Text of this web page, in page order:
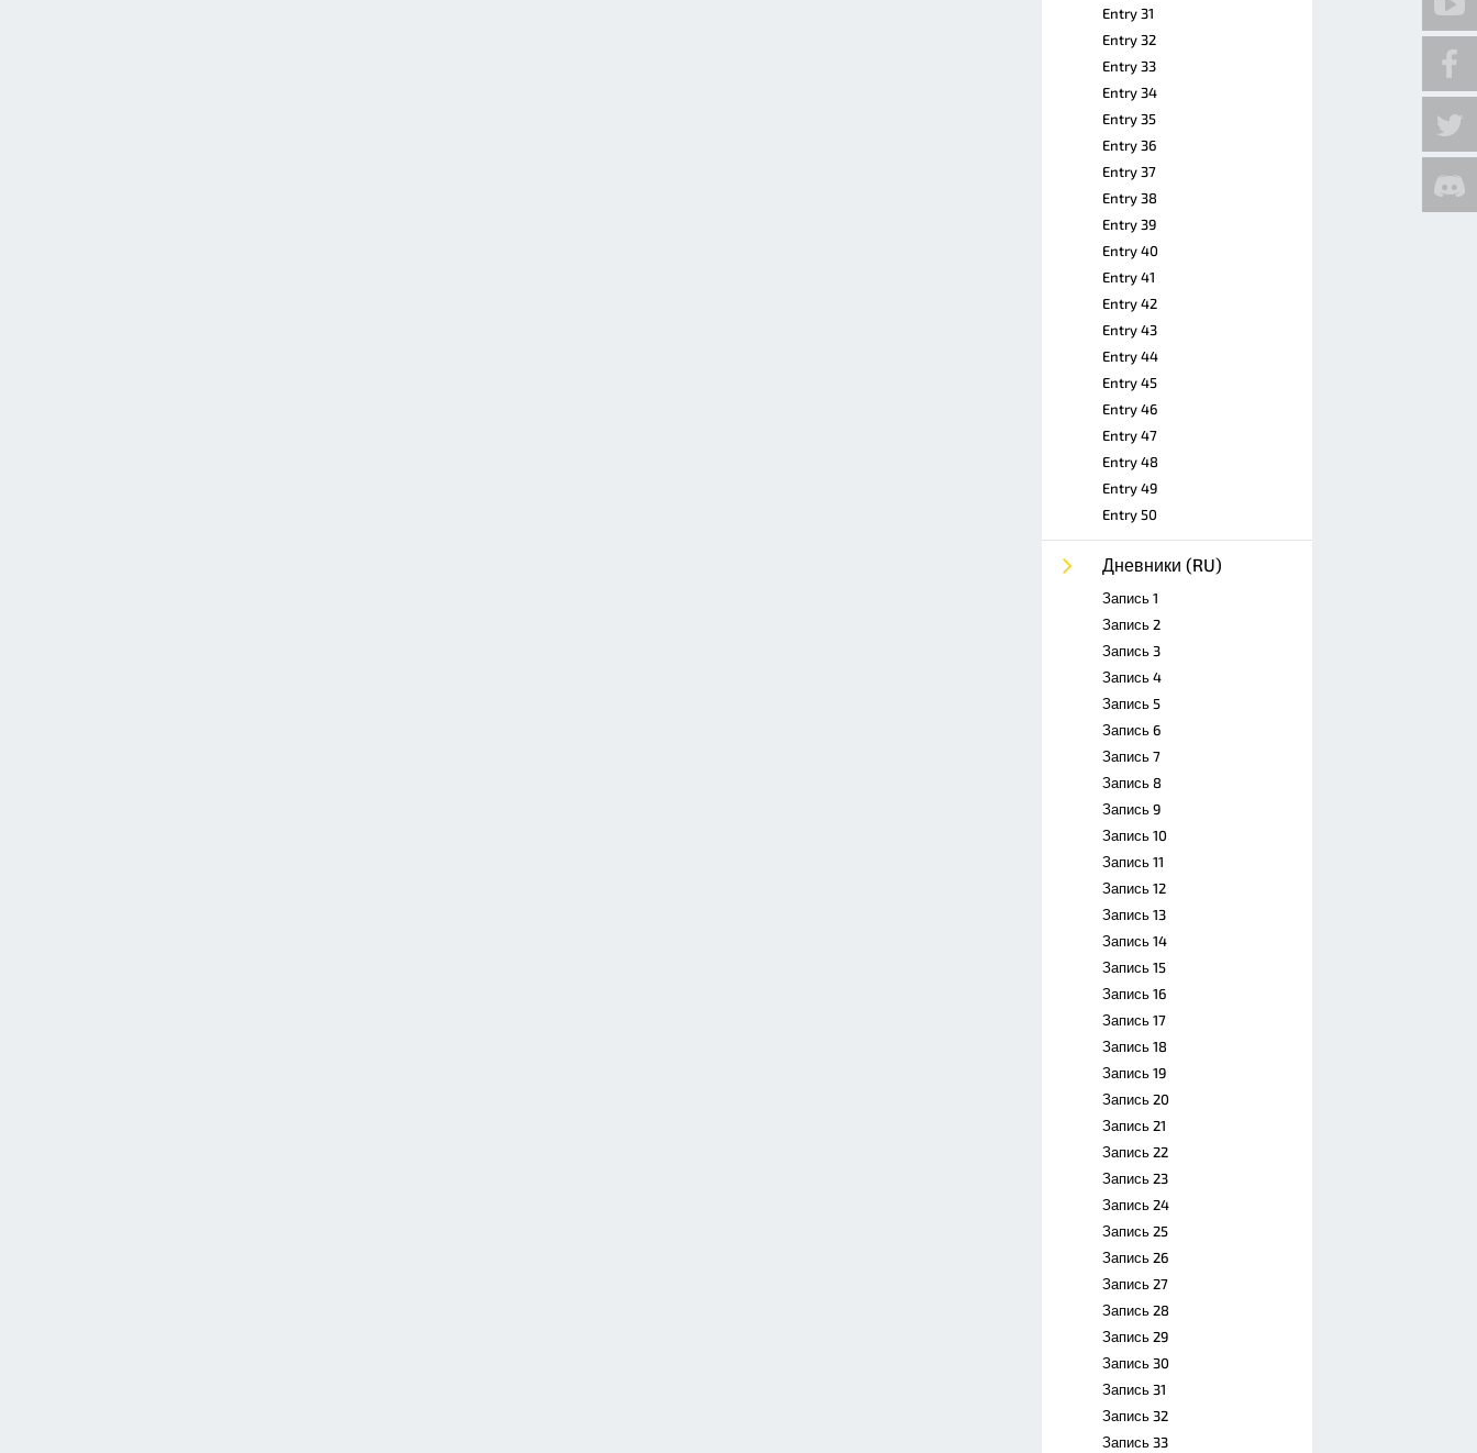
Entry 31
Entry 32
Entry 33
Entry 34
Entry 35
Entry 36
Entry 37
Entry 38
Entry 39
Entry 40
Entry 41
Entry 42
Entry 43
Entry 44
Entry 45
Entry 46
Entry 47
Entry 48
Entry 49
Entry 50
Дневники (RU)
Запись 1
Запись 2
Запись 3
Запись 4
Запись 5
Запись 6
Запись 7
Запись 8
Запись 9
Запись 10
Запись 11
Запись 12
Запись 13
Запись 14
Запись 15
Запись 16
Запись 17
Запись 18
Запись 19
Запись 20
Запись 21
Запись 22
Запись 23
Запись 24
Запись 25
Запись 26
Запись 27
Запись 28
Запись 29
Запись 30
Запись 31
Запись 32
Запись 33